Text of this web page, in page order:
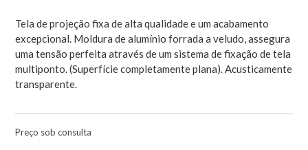
Tela de projeção fixa de alta qualidade e um acabamento
excepcional. Moldura de alumínio forrada a veludo, assegura
uma tensão perfeita através de um sistema de fixação de tela
multiponto. (Superfície completamente plana). Acusticamente
transparente.
Preço sob consulta